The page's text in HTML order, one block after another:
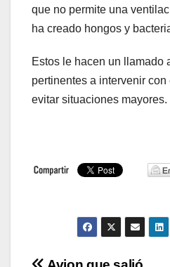
que no permite una
ha creado hongos y
Estos le hacen un llamado
pertinentes a intervenir
evitar situaciones mayores.